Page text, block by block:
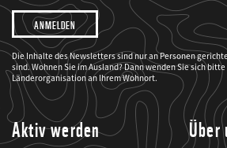
Ich
möchte,
dass
der
WWF
mich
über
seine
Projekte
informiert.
Die Inhalte des Newsletters sind nur an Personen
sind. Wohnen Sie im Ausland? Dann wenden Sie sich
Länderorganisation an Ihrem Wohnort.
Aktiv werden Über